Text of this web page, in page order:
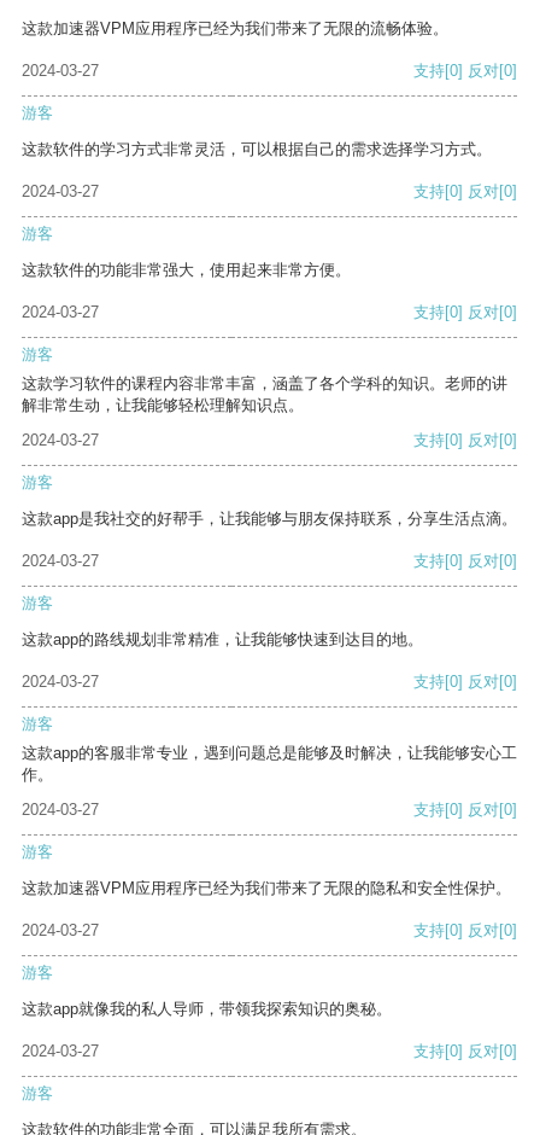
这款加速器VPM应用程序已经为我们带来了无限的流畅体验。
2024-03-27 支持[0] 反对[0]
游客
这款软件的学习方式非常灵活，可以根据自己的需求选择学习方式。
2024-03-27 支持[0] 反对[0]
游客
这款软件的功能非常强大，使用起来非常方便。
2024-03-27 支持[0] 反对[0]
游客
这款学习软件的课程内容非常丰富，涵盖了各个学科的知识。老师的讲
解非常生动，让我能够轻松理解知识点。
2024-03-27
支持[0] 反对[0]
游客
这款app是我社交的好帮手，让我能够与朋友保持联系，分享生活点滴。
2024-03-27 支持[0] 反对[0]
游客
这款app的路线规划非常精准，让我能够快速到达目的地。
2024-03-27 支持[0] 反对[0]
游客
这款app的客服非常专业，遇到问题总是能够及时解决，让我能够安心工
作。
2024-03-27
支持[0] 反对[0]
游客
这款加速器VPM应用程序已经为我们带来了无限的隐私和安全性保护。
2024-03-27 支持[0] 反对[0]
游客
这款app就像我的私人导师，带领我探索知识的奥秘。
2024-03-27 支持[0] 反对[0]
游客
这款软件的功能非常全面，可以满足我所有需求。